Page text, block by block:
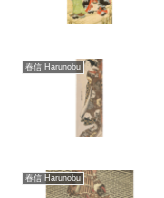
春信 Harunobu
春信 Harunobu